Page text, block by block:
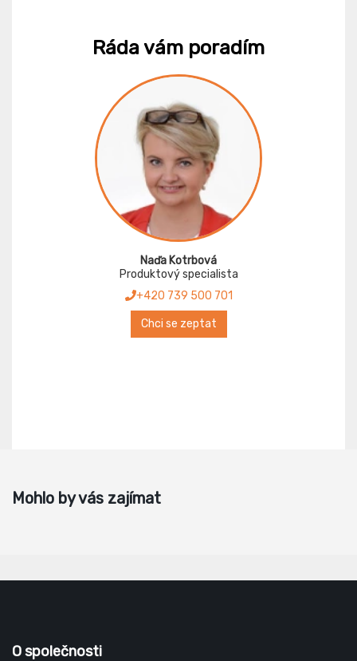
Ráda vám poradím
Naďa Kotrbová
Produktový specialista
+420 739 500 701
Chci se zeptat
Mohlo by vás zajímat
O společnosti